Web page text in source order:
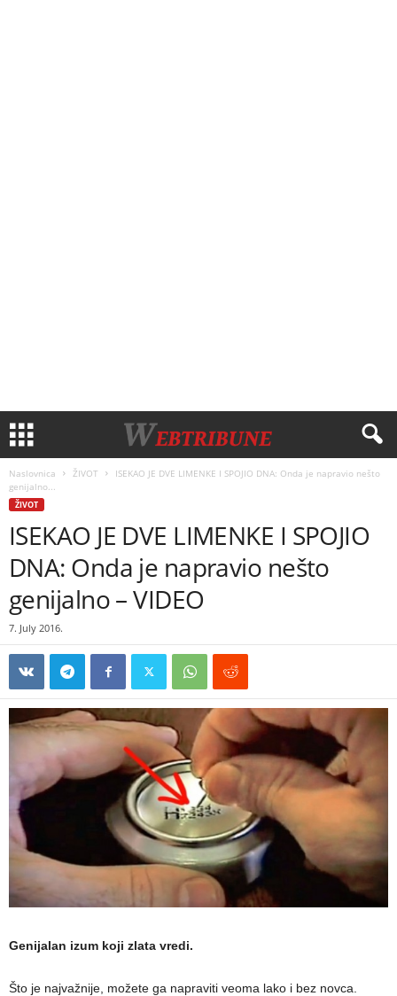
Naslovnica ŽIVOT
ISEKAO JE DVE LIMENKE I SPOJIO DNA: Onda je napravio nešto
genijalno...
ŽIVOT
ISEKAO JE DVE LIMENKE I SPOJIO
DNA: Onda je napravio nešto
genijalno – VIDEO
7. July 2016.
Genijalan izum koji zlata vredi.
Što je najvažnije, možete ga napraviti veoma lako i bez novca.